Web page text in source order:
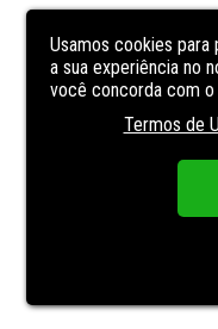
Usamos cookies
a sua experiência no
você concorda com o
Termos de